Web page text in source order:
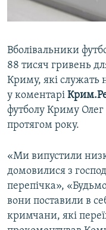
УКРАЇНСЬКА ПРОБЛЕМА
Qırımtatar
Усі сайти RFE/RL
Вболівальники
88 тисяч гривень
Криму, які служать
у коментарі
футболу Криму
протягом року.
«Ми випустили
домовилися з
перепічка»,
вони поставили в
кримчани, які